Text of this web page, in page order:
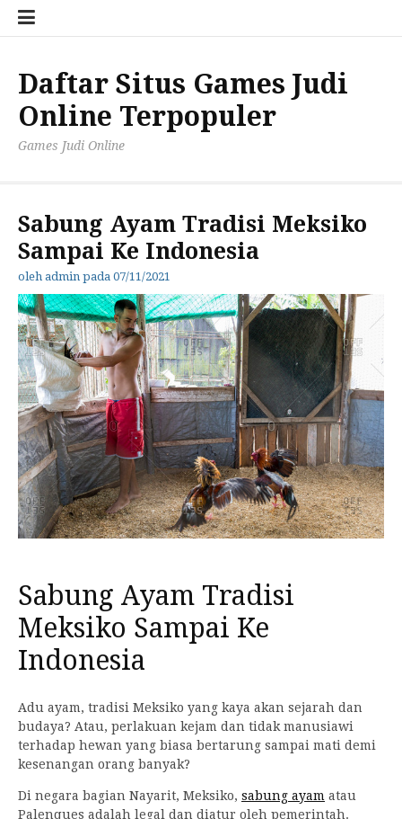
Lompat
Daftar Situs Games Judi
Online Terpopuler
Games Judi Online
Sabung Ayam Tradisi Meksiko
Sampai Ke Indonesia
oleh admin pada 07/11/2021
Sabung Ayam Tradisi
Meksiko Sampai Ke
Indonesia
Adu ayam, tradisi Meksiko yang kaya akan sejarah dan
budaya? Atau, perlakuan kejam dan tidak manusiawi
terhadap hewan yang biasa bertarung sampai mati demi
kesenangan orang banyak?
Di negara bagian Nayarit, Meksiko, sabung ayam atau
Palenques adalah legal dan diatur oleh pemerintah.